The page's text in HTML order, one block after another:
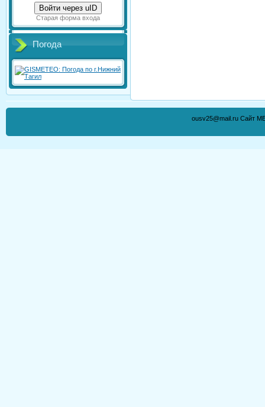
Войти через uID
Старая форма входа
Погода
ousv25@mail.ru Сайт